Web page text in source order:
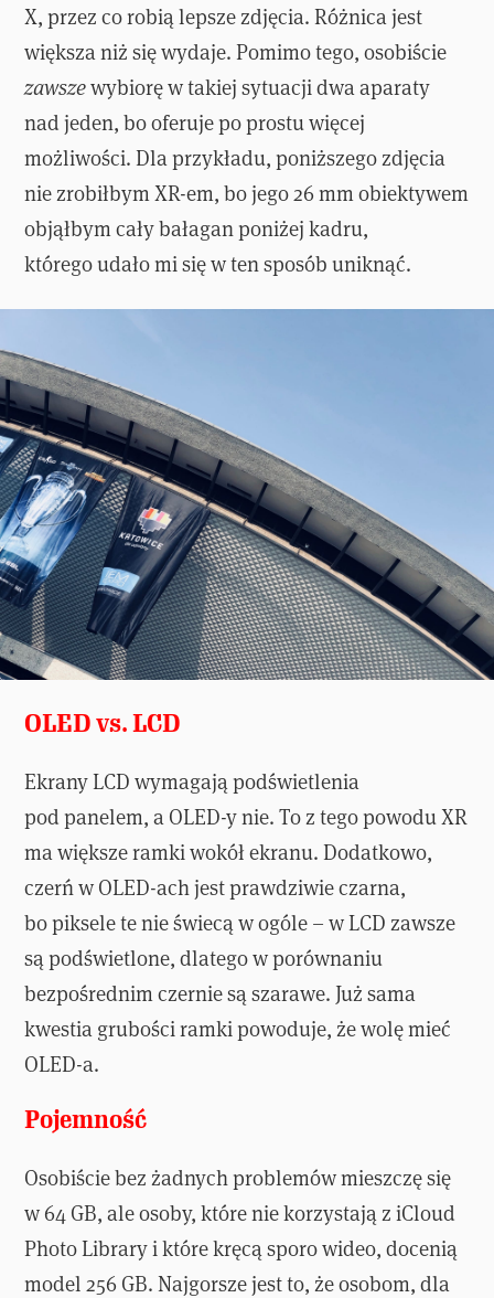
X, przez co robią lepsze zdjęcia. Różnica jest
większa niż się wydaje. Pomimo tego, osobiście
zawszewybiorę w takiej sytuacji dwa aparaty
nad jeden, bo oferuje po prostu więcej
możliwości. Dla przykładu, poniższego zdjęcia
nie zrobiłbym XR-em, bo jego 26 mm obiektywem
objąłbym cały bałagan poniżej kadru,
którego udało mi się w ten sposób uniknąć.
OLED vs. LCD
Ekrany LCD wymagają podświetlenia
pod panelem, a OLED-y nie. To z tego powodu XR
ma większe ramki wokół ekranu. Dodatkowo,
czerń w OLED-ach jest prawdziwie czarna,
bo piksele te nie świecą w ogóle – w LCD zawsze
są podświetlone, dlatego w porównaniu
bezpośrednim czernie są szarawe. Już sama
kwestia grubości ramki powoduje, że wolę mieć
OLED-a.
Pojemność
Osobiście bez żadnych problemów mieszczę się
w 64 GB, ale osoby, które nie korzystają z iCloud
Photo Library i które kręcą sporo wideo, docenią
model 256 GB. Najgorsze jest to, że osobom, dla